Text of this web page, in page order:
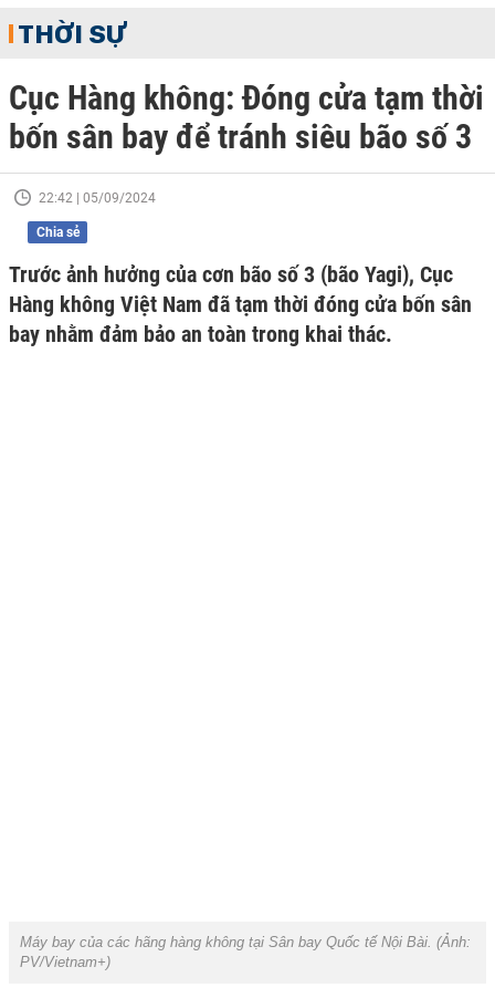
THỜI SỰ
Cục Hàng không: Đóng cửa tạm thời
bốn sân bay để tránh siêu bão số 3
22:42 | 05/09/2024
Chia sẻ
Trước ảnh hưởng của cơn bão số 3 (bão Yagi), Cục
Hàng không Việt Nam đã tạm thời đóng cửa bốn sân
bay nhằm đảm bảo an toàn trong khai thác.
Máy bay của các hãng hàng không tại Sân bay Quốc tế Nội Bài. (Ảnh:
PV/Vietnam+)